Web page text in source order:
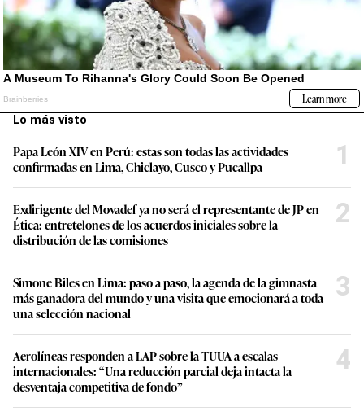
Lo más visto
Papa León XIV en Perú: estas son todas las actividades
confirmadas en Lima, Chiclayo, Cusco y Pucallpa
1
Exdirigente del Movadef ya no será el representante de JP en
Ética: entretelones de los acuerdos iniciales sobre la
distribución de las comisiones
2
Simone Biles en Lima: paso a paso, la agenda de la gimnasta
más ganadora del mundo y una visita que emocionará a toda
una selección nacional
3
Aerolíneas responden a LAP sobre la TUUA a escalas
internacionales: “Una reducción parcial deja intacta la
desventaja competitiva de fondo”
4